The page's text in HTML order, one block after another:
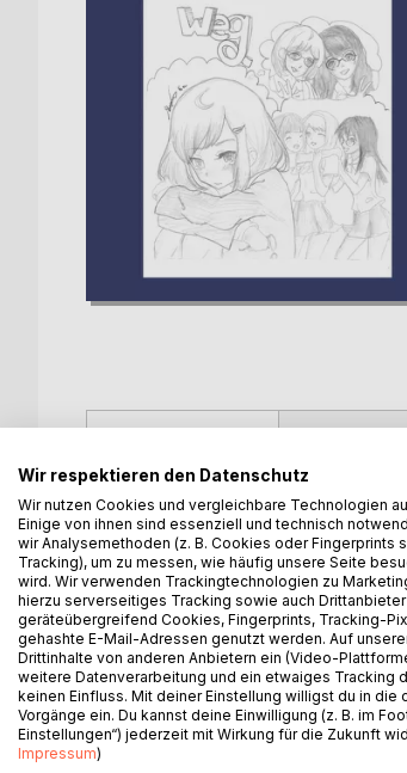
BESCHREIBUNG
"Nichts wie weg - die besten
Siegertexte aus dem
AUTOR/IN
WEITERE
Wir respektieren den Datenschutz
Wir nutzen Cookies und vergleichbare Technologien
Einige von ihnen sind essenziell und technisch
wir Analysemethoden (z. B. Cookies oder Fingerprints
Tracking), um zu messen, wie häufig unsere Seite
wird. Wir verwenden Trackingtechnologien zu
hierzu serverseitiges Tracking sowie auch
geräteübergreifend Cookies, Fingerprints, Tracking-
gehashte E-Mail-Adressen genutzt werden. Auf
Drittinhalte von anderen Anbietern ein (Video-
weitere Datenverarbeitung und ein etwaiges Tracking
keinen Einfluss. Mit deiner Einstellung willigst du in die
Vorgänge ein. Du kannst deine Einwilligung (z. B. im
Einstellungen“) jederzeit mit Wirkung für die Zukunft
Impressum)